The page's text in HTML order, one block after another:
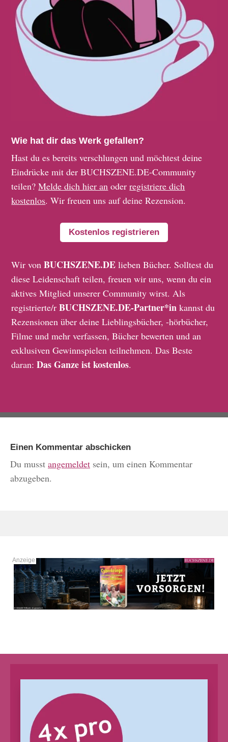
Wie hat dir das Werk gefallen?
Hast du es bereits verschlungen und möchtest deine
Eindrücke mit der BUCHSZENE.DE-Community
teilen?Melde dich hier an oderregistriere dich
kostenlos. Wir freuen uns auf deine Rezension.
Kostenlos registrieren
Wir vonBUCHSZENE.DE lieben Bücher. Solltest du
diese Leidenschaft teilen, freuen wir uns, wenn du ein
aktives Mitglied unserer Community wirst. Als
registrierte/rBUCHSZENE.DE-Partner*in kannst du
Rezensionen über deine Lieblingsbücher, -hörbücher,
Filme und mehr verfassen, Bücher bewerten und an
exklusiven Gewinnspielen teilnehmen. Das Beste
daran:Das Ganze ist kostenlos.
Einen Kommentar abschicken
Du musst angemeldet sein, um einen Kommentar
abzugeben.